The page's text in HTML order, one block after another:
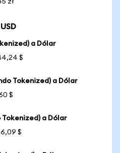
zł
a Dólar
$
Tokenized) a Dólar
$
Tokenized) a Dólar
$